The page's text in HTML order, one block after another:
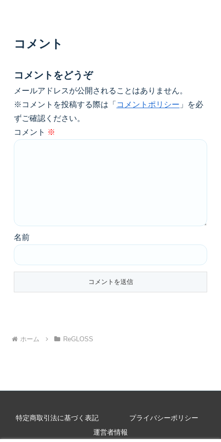
コメント
コメントをどうぞ
メールアドレスが公開されることはありません。
※コメントを投稿する際は「 コメントポリシー 」を必
ずご確認ください。
コメント ※
名前
ホーム ReGLOSS
特定商取引法に基づく表記
プライバシーポリシー
運営者情報